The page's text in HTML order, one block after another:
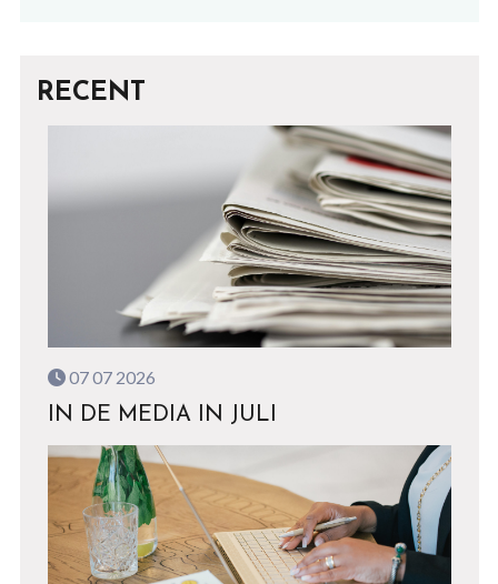
RECENT
07 07 2026
IN DE MEDIA IN JULI